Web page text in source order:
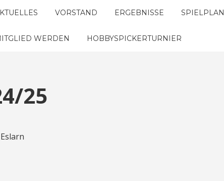
VORSTAND ERGEBNISSE SPIELPLAN
WERDEN HOBBYSPICKERTURNIER
25